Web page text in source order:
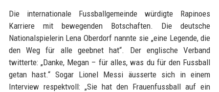
Die internationale Fussballgemeinde würdigte Rapinoes
Karriere mit bewegenden Botschaften. Die deutsche
Nationalspielerin Lena Oberdorf nannte sie „eine Legende, die
den Weg für alle geebnet hat“. Der englische Verband
twitterte: „Danke, Megan – für alles, was du für den Fussball
getan hast.“ Sogar Lionel Messi äusserte sich in einem
Interview respektvoll: „Sie hat den Frauenfussball auf ein